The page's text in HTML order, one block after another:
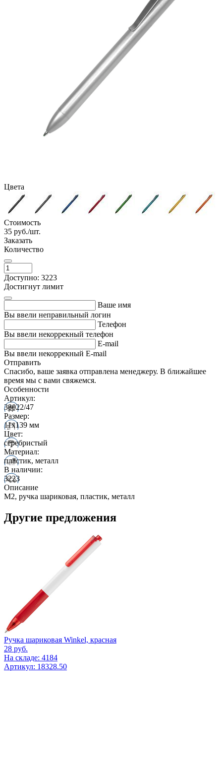
Цвета
Стоимость
35 руб./шт.
Заказать
Количество
Доступно: 3223
Достигнут лимит
Ваше имя
Вы ввели неправильный логин
Телефон
Вы ввели некоррекный телефон
E-mail
Вы ввели некоррекный E-mail
Отправить
Спасибо, ваше заявка отправлена менеджеру. В ближайшее
время мы с вами свяжемся.
Особенности
Артикул:
38022/47
Размер:
11х139 мм
Цвет:
серебристый
Материал:
пластик, металл
В наличии:
3223
Описание
M2, ручка шариковая, пластик, металл
Другие предложения
Ручка шариковая Winkel, красная
28 руб.
На складе: 4184
Артикул: 18328.50